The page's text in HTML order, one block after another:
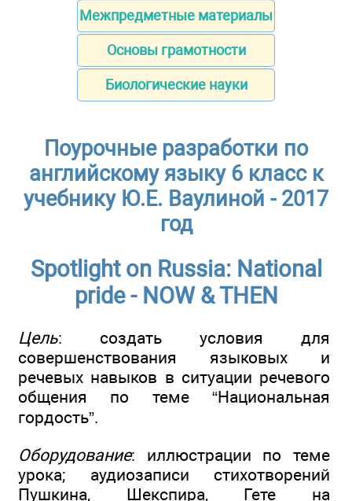
Межпредметные материалы
Основы грамотности
Биологические науки
Поурочные разработки по
английскому языку 6 класс к
учебнику Ю.Е. Ваулиной - 2017
год
Spotlight on Russia: National
pride - NOW & THEN
Цель: создать условия для
совершенствования языковых и
речевых навыков в ситуации речевого
общения по теме “Национальная
гордость”.
Оборудование: иллюстрации по теме
урока; аудиозаписи стихотворений
Пушкина, Шекспира, Гете на